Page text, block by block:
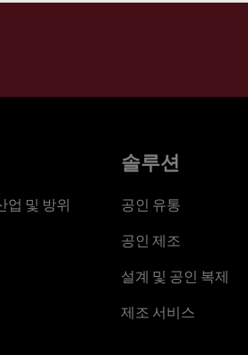
업 및 방위
솔루션
공인 유통
공인 제조
설계 및 공인 복제
제조 서비스